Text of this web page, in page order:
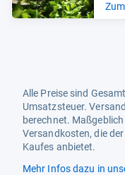
Alle Preise sind
Umsatzsteuer.
berechnet.
Versandkosten, die
Kaufes anbietet.
Mehr Infos dazu in